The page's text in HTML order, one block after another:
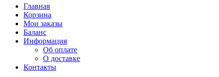
Главная
Корзина
Мои заказы
Баланс
Информация
Об оплате
О доставке
Контакты